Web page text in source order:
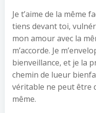
Je t’aime de la même
tiens devant toi,
mon amour avec la
m’accorde. Je
bienveillance, et je la
chemin de lueur
véritable ne peut être
même.